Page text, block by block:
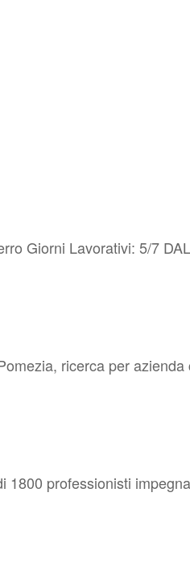
Giorni Lavorativi: 5/7
ricerca per
professionisti